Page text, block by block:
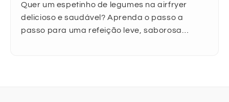
Quer um espetinho de legumes na airfryer
delicioso e saudável? Aprenda o passo a
passo para uma refeição leve, saborosa…